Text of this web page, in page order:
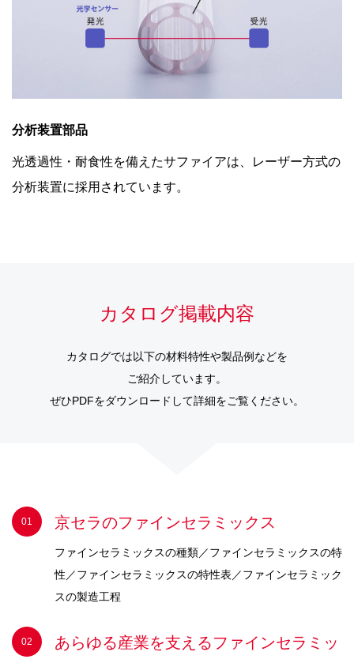
分析装置部品
光透過性・耐食性を備えたサファイアは、レーザー方式の
分析装置に採用されています。
カタログ掲載内容
カタログでは以下の材料特性や製品例などを
ご紹介しています。
ぜひPDFをダウンロードして詳細をご覧ください。
京セラのファインセラミックス
ファインセラミックスの種類／ファインセラミックスの特
性／ファインセラミックスの特性表／ファインセラミック
スの製造工程
あらゆる産業を支えるファインセラミッ